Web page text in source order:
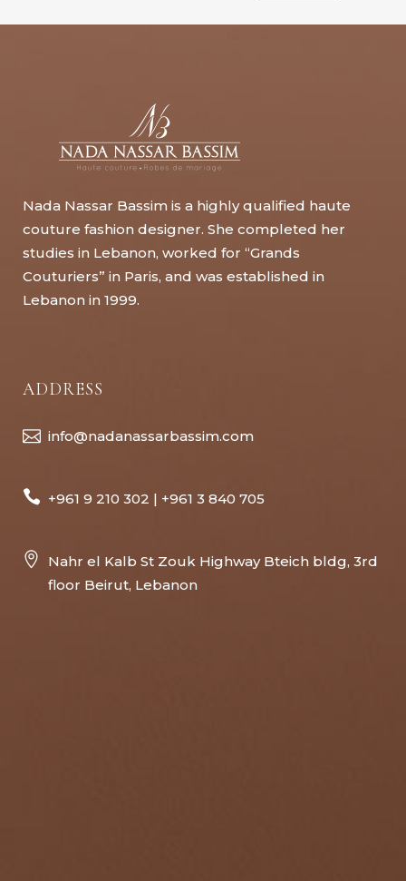
Nada Nassar Bassim is a highly qualified haute
couture fashion designer. She completed her
studies in Lebanon, worked for “Grands
Couturiers” in Paris, and was established in
Lebanon in 1999.
ADDRESS
info@nadanassarbassim.com
+961 9 210 302 | +961 3 840 705
Nahr el Kalb St Zouk Highway Bteich bldg, 3rd
floor Beirut, Lebanon